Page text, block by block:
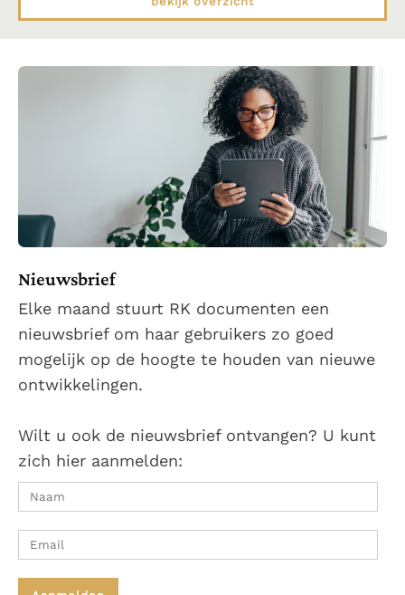
Nieuwsbrief
Elke maand stuurt RK documenten een
nieuwsbrief om haar gebruikers zo goed
mogelijk op de hoogte te houden van nieuwe
ontwikkelingen.
Wilt u ook de nieuwsbrief ontvangen? U kunt
zich hier aanmelden: